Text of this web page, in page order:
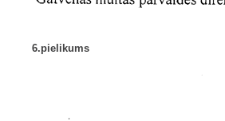
6.pielikums